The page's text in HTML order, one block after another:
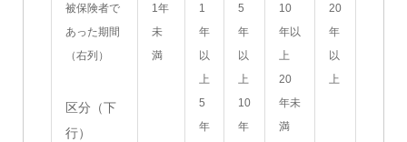
被保険者で
あった期間
（右列）
区分（下
行）
1年
未
満
1
年
以
上
5
年
5
年
以
上
10
年
10
年以
上
20
年未
満
20
年
以
上